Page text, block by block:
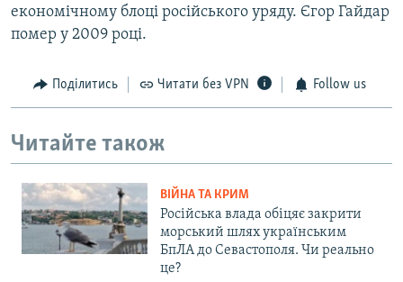
економічному блоці російського уряду. Єгор Гайдар
помер у 2009 році.
Поділитись Читати без VPN Follow us
Читайте також
ВІЙНА ТА КРИМ
Російська влада обіцяє закрити
морський шлях українським
БпЛА до Севастополя. Чи реально
це?